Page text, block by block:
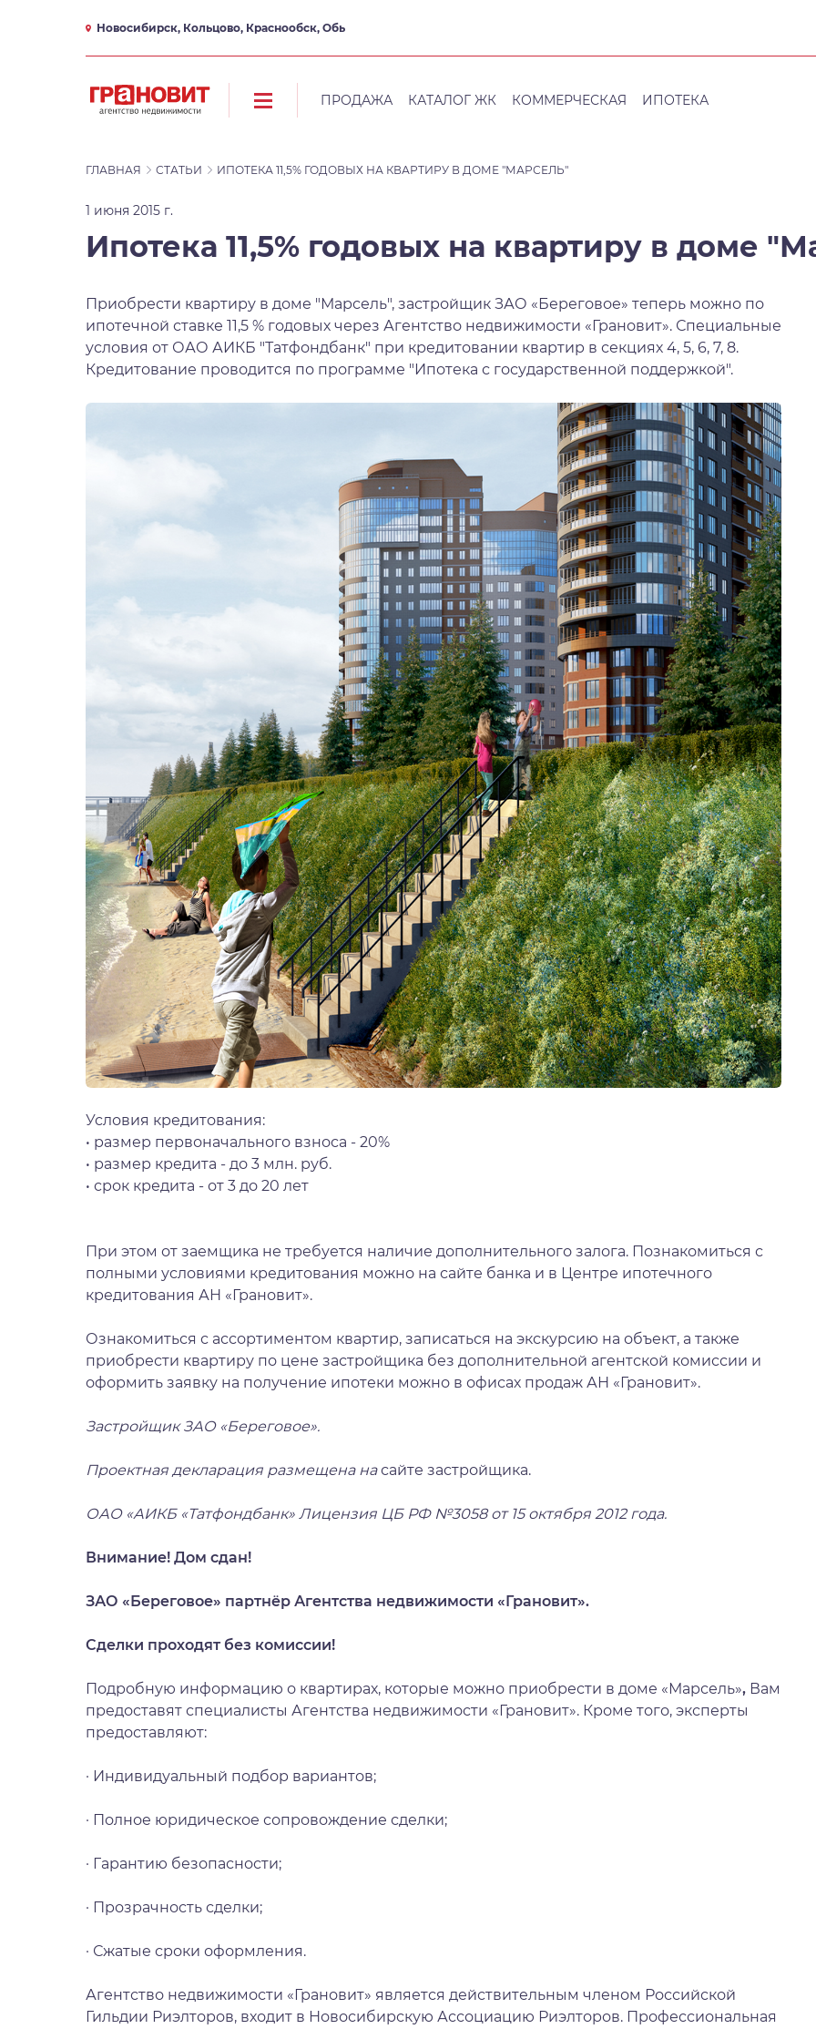
Новосибирск, Кольцово, Краснообск, Обь
ПРОДАЖА КАТАЛОГ ЖК КОММЕРЧЕСКАЯ ИПОТЕКА
ГЛАВНАЯ СТАТЬИ ИПОТЕКА 11,5% ГОДОВЫХ НА КВАРТИРУ В ДОМЕ "МАРСЕЛЬ"
1 июня 2015 г.
Ипотека 11,5% годовых на квартиру в доме
Приобрести квартиру в доме "Марсель", застройщик ЗАО «Береговое» теперь можно по
ипотечной ставке 11,5 % годовых через Агентство недвижимости «Грановит». Специальные
условия от ОАО АИКБ "Татфондбанк" при кредитовании квартир в секциях 4, 5, 6, 7, 8.
Кредитование проводится по программе "Ипотека с государственной поддержкой".
Условия кредитования:
• размер первоначального взноса - 20%
• размер кредита - до 3 млн. руб.
• срок кредита - от 3 до 20 лет
При этом от заемщика не требуется наличие дополнительного залога. Познакомиться с
полными условиями кредитования можно на сайте банка и в Центре ипотечного
кредитования АН «Грановит».
Ознакомиться с ассортиментом квартир, записаться на экскурсию на объект, а также
приобрести квартиру по цене застройщика без дополнительной агентской комиссии и
оформить заявку на получение ипотеки можно в офисах продаж АН «Грановит».
Застройщик ЗАО «Береговое».
Проектная декларация размещена насайте застройщика.
ОАО «АИКБ «Татфондбанк» Лицензия ЦБ РФ №3058 от 15 октября 2012 года.
Внимание! Дом сдан!
ЗАО «Береговое» партнёр Агентства недвижимости «Грановит».
Сделки проходят без комиссии!
Подробную информацию о квартирах, которые можно приобрести в доме «Марсель», Вам
предоставят специалисты Агентства недвижимости «Грановит». Кроме того, эксперты
предоставляют:
· Индивидуальный подбор вариантов;
· Полное юридическое сопровождение сделки;
· Гарантию безопасности;
· Прозрачность сделки;
· Сжатые сроки оформления.
Агентство недвижимости «Грановит» является действительным членом Российской
Гильдии Риэлторов, входит в Новосибирскую Ассоциацию Риэлторов. Профессиональная